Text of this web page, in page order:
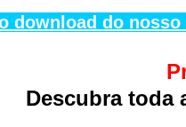
download do
Descubra toda